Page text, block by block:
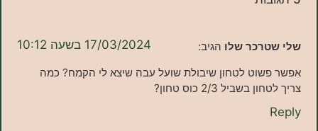
שלו הגיב: 17/03/2024 בשעה 10:12
לטחון שיבולת שועל עבה שיצא לי הקמח? כמה
2/3 כוס טחון?